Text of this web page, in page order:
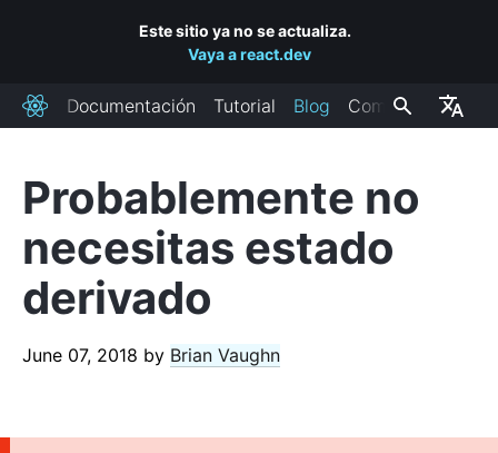
Este sitio ya no se actualiza.
Vaya a react.dev
ReactDocumentación Tutorial Blog Comunidad
Probablemente no
necesitas estado
derivado
June 07, 2018 by Brian Vaughn
RECENT POSTS
React Labs: What We've Been Working On – June 2022
React v18.0
How to Upgrade to React 18
React Conf 2021 Recap
paquetes de tamaño cero